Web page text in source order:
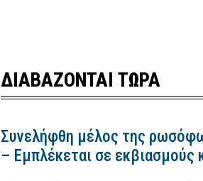
ΔΙΑΒΑΖΟΝΤΑΙ ΤΩΡΑ
Συνελήφθη μέλος της
– Εμπλέκεται σε εκβιασμούς